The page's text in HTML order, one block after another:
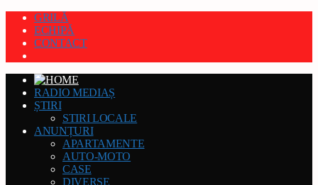
GRILĂ
ECHIPĂ
CONTACT
RADIO MEDIAȘ
ȘTIRI
STIRI LOCALE
ANUNȚURI
APARTAMENTE
AUTO-MOTO
CASE
DIVERSE